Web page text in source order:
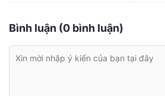
Bình luận (0 bình luận)